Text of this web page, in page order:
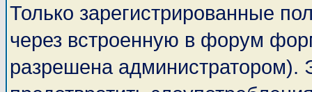
Только зарегистрированные
через встроенную в форум
разрешена администратором).